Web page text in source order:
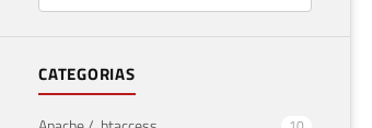
CATEGORIAS